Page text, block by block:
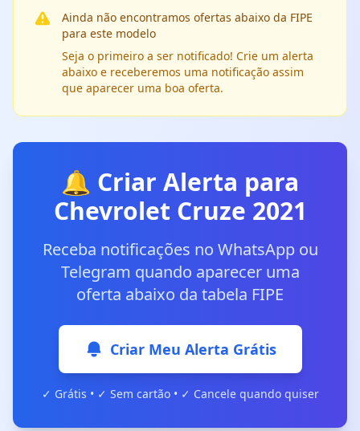
Ainda não encontramos ofertas abaixo da FIPE
para este modelo
Seja o primeiro a ser notificado! Crie um alerta
abaixo e receberemos uma notificação assim
que aparecer uma boa oferta.
🔔 Criar Alerta para
Chevrolet Cruze 2021
Receba notificações no WhatsApp ou
Telegram quando aparecer uma
oferta abaixo da tabela FIPE
Criar Meu Alerta Grátis
✓ Grátis • ✓ Sem cartão • ✓ Cancele quando quiser